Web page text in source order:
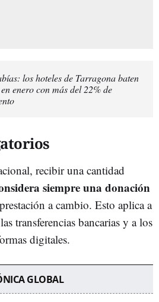
los hoteles de Tarragona baten
enero con más del 22% de
recibir una cantidad
siempre una donación
a cambio. Esto aplica a
transferencias bancarias y a los
digitales.
GLOBAL